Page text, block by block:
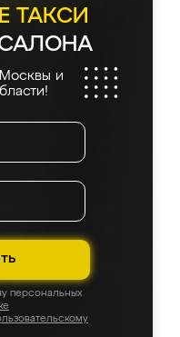
ТАКСИ
и
персональных